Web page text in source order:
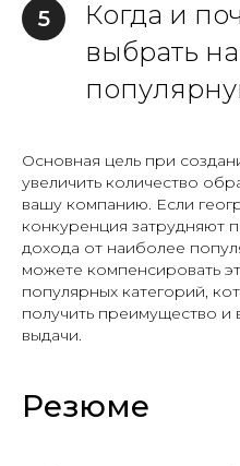
5
Когда и
выбрать
Основная цель при
увеличить количество
вашу компанию. Если
конкуренция затрудняют
дохода от наиболее
можете компенсировать
популярных категорий,
получить преимущество и
выдачи.
Резюме